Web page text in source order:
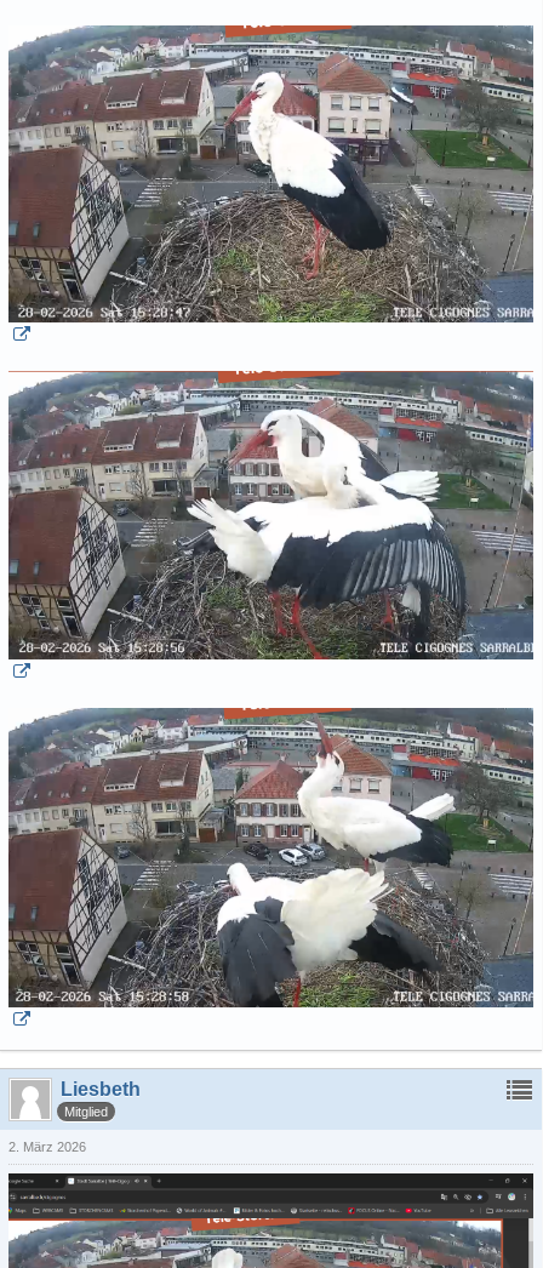
Liesbeth
Mitglied
2. März 2026